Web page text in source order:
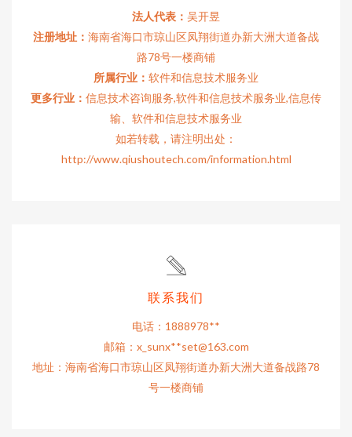
法人代表： 吴开昱
注册地址： 海南省海口市琼山区凤翔街道办新大洲大道备战
路78号一楼商铺
所属行业： 软件和信息技术服务业
更多行业： 信息技术咨询服务,软件和信息技术服务业,信息传
输、软件和信息技术服务业
如若转载，请注明出处：
http://www.qiushoutech.com/information.html
联系我们
电话：1888978**
邮箱：x_sunx**set@163.com
地址：海南省海口市琼山区凤翔街道办新大洲大道备战路78
号一楼商铺